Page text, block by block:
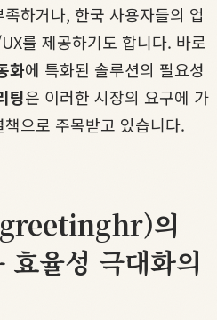
하거나, 한국 사용자들의 업
를 제공하기도 합니다. 바로
화에 특화된 솔루션의 필요성
팅은 이러한 시장의 요구에 가
으로 주목받고 있습니다.
의
율성 극대화의